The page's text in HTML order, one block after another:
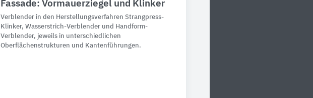
Fassade: Vormauerziegel und Klinker
Verblender in den Herstellungsverfahren Strangpress-
Klinker, Wasserstrich-Verblender und Handform-
Verblender, jeweils in unterschiedlichen
Oberflächenstrukturen und Kantenführungen.